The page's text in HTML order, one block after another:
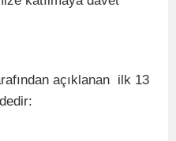
açıklanan ilk 13